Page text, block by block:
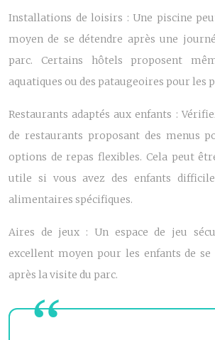
Installations de loisirs : Une piscine
moyen de se détendre après une
parc. Certains hôtels proposent
aquatiques ou des pataugeoires pour les
Restaurants adaptés aux enfants :
de restaurants proposant des menus
options de repas flexibles. Cela peut
utile si vous avez des enfants
alimentaires spécifiques.
Aires de jeux : Un espace de jeu
excellent moyen pour les enfants de se
après la visite du parc.